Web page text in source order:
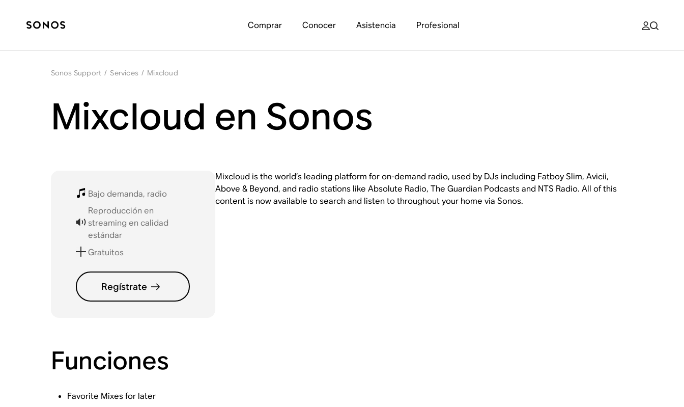
Comprar Conocer Asistencia Profesional
Sonos Support / Services / Mixcloud
Mixcloud en Sonos
Bajo demanda, radio
Reproducción en
streaming en calidad
estándar
Gratuitos
Regístrate
Mixcloud is the world’s leading platform for on-demand radio, used by DJs including Fatboy Slim, Avicii,
Above & Beyond, and radio stations like Absolute Radio, The Guardian Podcasts and NTS Radio. All of this
content is now available to search and listen to throughout your home via Sonos.
Funciones
Favorite Mixes for later